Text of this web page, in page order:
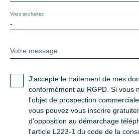
-
Vous souhaitez
Votre message
J'accepte le traitement de mes
conformément au RGPD. Si vous
l'objet de prospection
vous pouvez vous inscrire
d'opposition au démarchage
l'article L223-1 du code de la